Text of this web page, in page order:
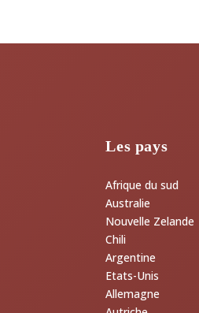
Les pays
Afrique du sud
Australie
Nouvelle Zelande
Chili
Argentine
Etats-Unis
Allemagne